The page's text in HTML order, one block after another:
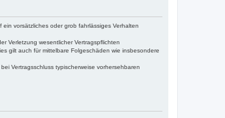
vorsätzliches oder grob fahrlässiges Verhalten
Verletzung wesentlicher Vertragspflichten
gilt auch für mittelbare Folgeschäden wie insbesondere
Vertragsschluss typischerweise vorhersehbaren